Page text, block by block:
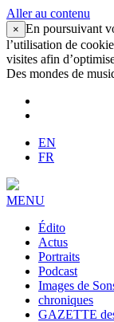
Aller au contenu
× En poursuivant
l’utilisation de
visites afin
Des mondes de
EN
FR
MENU
Édito
Actus
Portraits
Podcast
Images de
chroniques
GAZETTE